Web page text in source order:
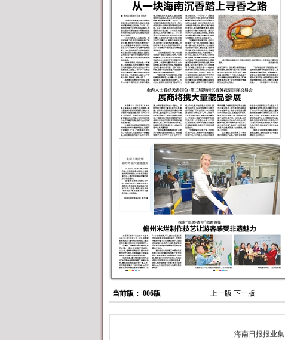
当前版： 006版 上一版 下一版